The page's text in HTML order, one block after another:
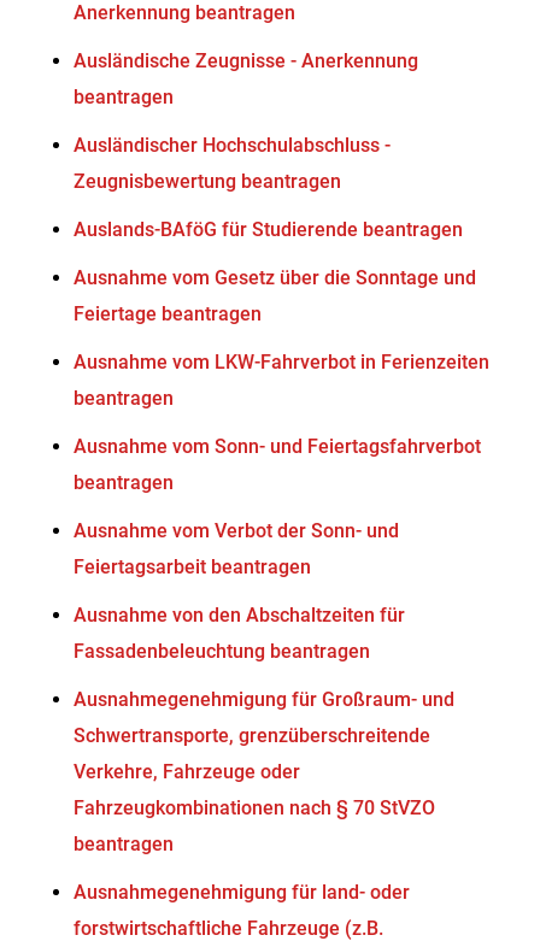
Anerkennung beantragen
Ausländische Zeugnisse - Anerkennung
beantragen
Ausländischer Hochschulabschluss -
Zeugnisbewertung beantragen
Auslands-BAföG für Studierende beantragen
Ausnahme vom Gesetz über die Sonntage und
Feiertage beantragen
Ausnahme vom LKW-Fahrverbot in Ferienzeiten
beantragen
Ausnahme vom Sonn- und Feiertagsfahrverbot
beantragen
Ausnahme vom Verbot der Sonn- und
Feiertagsarbeit beantragen
Ausnahme von den Abschaltzeiten für
Fassadenbeleuchtung beantragen
Ausnahmegenehmigung für Großraum- und
Schwertransporte, grenzüberschreitende
Verkehre, Fahrzeuge oder
Fahrzeugkombinationen nach § 70 StVZO
beantragen
Ausnahmegenehmigung für land- oder
forstwirtschaftliche Fahrzeuge (z.B.